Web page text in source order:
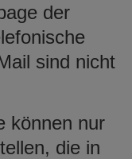
der
sind nicht
können nur
die in